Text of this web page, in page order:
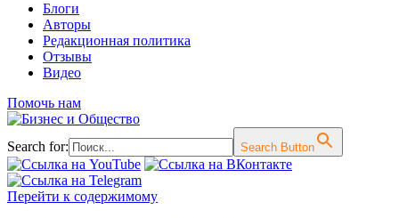
Блоги
Авторы
Редакционная политика
Отзывы
Видео
Помочь нам
Search for: Search Button
Перейти к содержимому